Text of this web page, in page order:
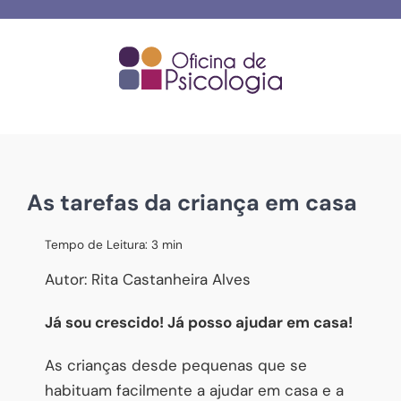
As tarefas da criança em casa
Tempo de Leitura: 3 min
Autor: Rita Castanheira Alves
Já sou crescido! Já posso ajudar em casa!
As crianças desde pequenas que se
habituam facilmente a ajudar em casa e a